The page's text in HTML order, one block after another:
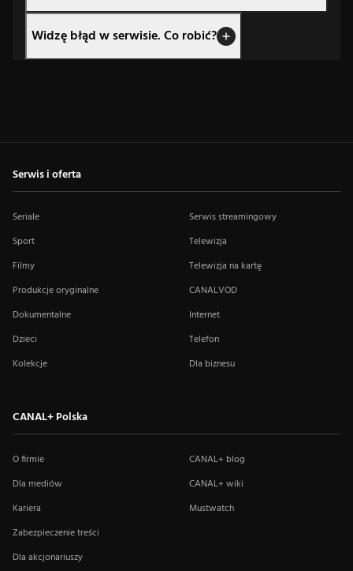
Widzę błąd w serwisie. Co robić?
Serwis i oferta
Seriale
Sport
Filmy
Produkcje oryginalne
Dokumentalne
Dzieci
Kolekcje
Serwis streamingowy
Telewizja
Telewizja na kartę
CANALVOD
Internet
Telefon
Dla biznesu
CANAL+ Polska
O firmie
Dla mediów
Kariera
Zabezpieczenie treści
Dla akcjonariuszy
CANAL+ blog
CANAL+ wiki
Mustwatch